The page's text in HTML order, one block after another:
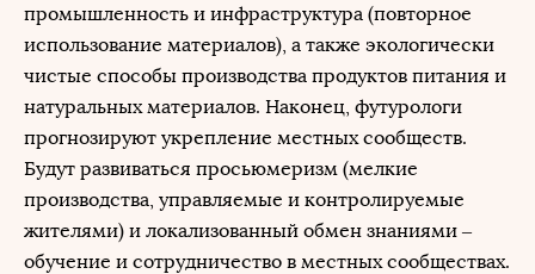
промышленность и инфраструктура (повторное
использование материалов), а также экологически
чистые способы производства продуктов питания и
натуральных материалов. Наконец, футурологи
прогнозируют укрепление местных сообществ.
Будут развиваться просьюмеризм (мелкие
производства, управляемые и контролируемые
жителями) и локализованный обмен знаниями –
обучение и сотрудничество в местных сообществах.